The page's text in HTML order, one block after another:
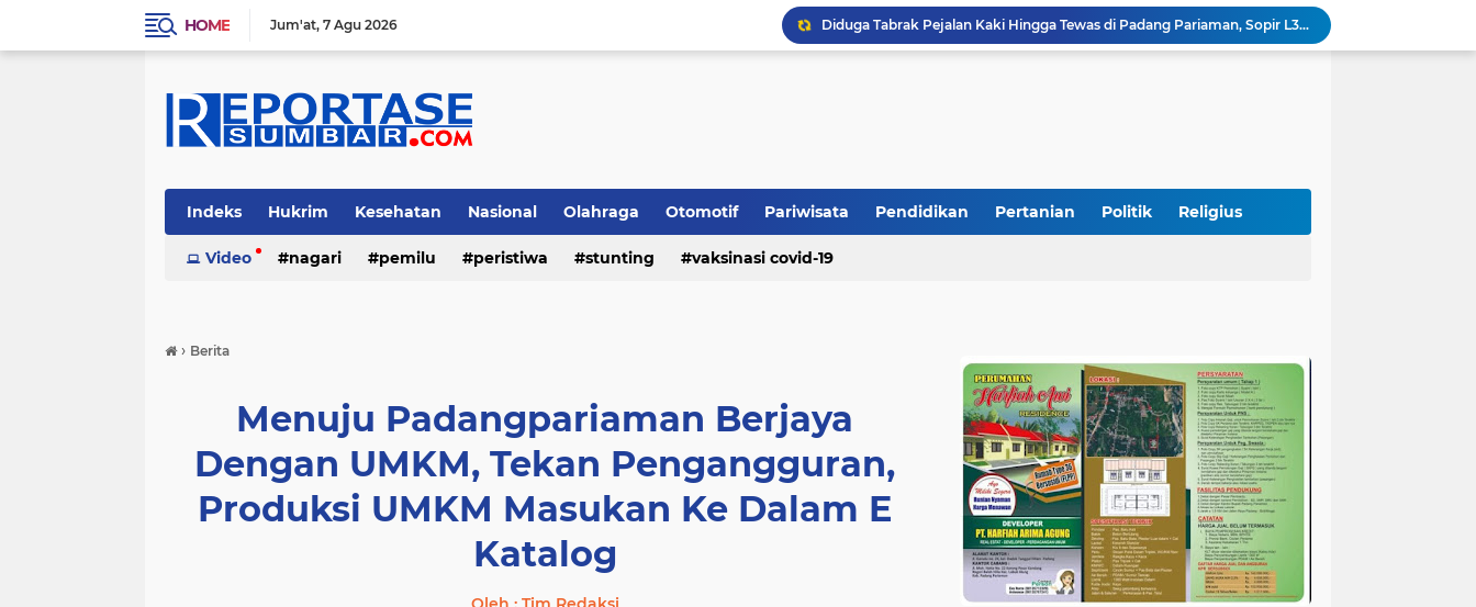
HOME Jum'at 7 Agu 2026
Diduga Tabrak Pejalan Kaki Hingga Tewas di Padang Pariaman, Sopir L300 Sempat Kabur Karena Panik
Bupati Padangpariaman Bersama Rombongan Jemput Aspirasi
STIT Syekh Burhanuddin Pariaman Jadi Tuan Rumah Sosialisasi Penguatan Ideologi Pancasila Bersama BPIP dan DPR RI
Indeks Hukrim Kesehatan Nasional Olahraga Otomotif Pariwisata Pendidikan Pertanian Politik Religius
Video nagari pemilu peristiwa stunting vaksinasi covid-19
› Berita
Menuju Padangpariaman Berjaya
Dengan UMKM, Tekan Pengangguran,
Produksi UMKM Masukan Ke Dalam E
Katalog